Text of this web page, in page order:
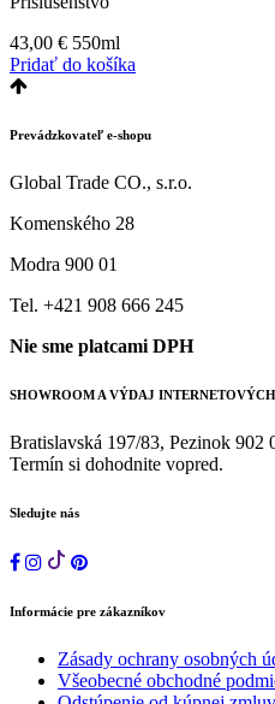
43,00 € 550ml
Pridať do košíka
Prevádzkovateľ e-shopu
Global Trade CO., s.r.o.
Komenského 28
Modra 900 01
Tel. +421 908 666 245
Nie sme platcami DPH
SHOWROOM A VÝDAJ
Bratislavská 197/83, Pezinok 902
Termín si dohodnite vopred.
Sledujte nás
Informácie pre zákazníkov
Zásady ochrany osobných
Všeobecné obchodné